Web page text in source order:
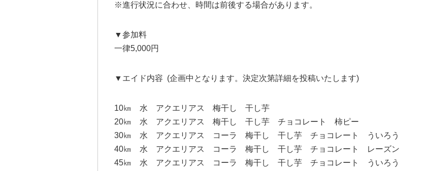
※進行状況に合わせ、時間は前後する場合があります。
▼参加料
一律5,000円
▼エイド内容 (企画中となります。決定次第詳細を投稿いたします)
10㎞ 水 アクエリアス 梅干し 干し芋
20㎞ 水 アクエリアス 梅干し 干し芋 チョコレート 柿ピー
30㎞ 水 アクエリアス コーラ 梅干し 干し芋 チョコレート ういろう
40㎞ 水 アクエリアス コーラ 梅干し 干し芋 チョコレート レーズン
45㎞ 水 アクエリアス コーラ 梅干し 干し芋 チョコレート ういろう